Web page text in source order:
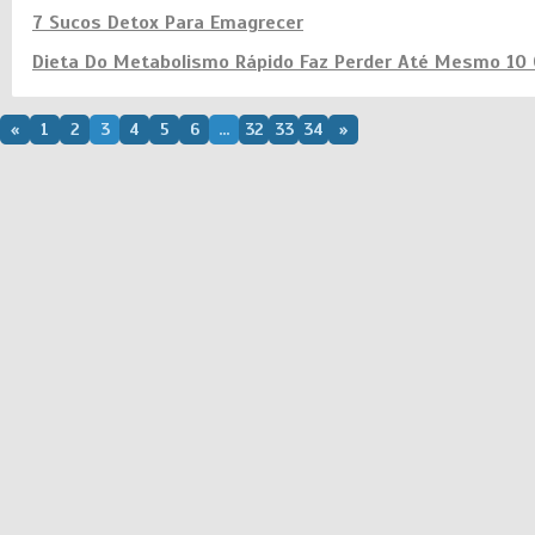
7 Sucos Detox Para Emagrecer
Dieta Do Metabolismo Rápido Faz Perder Até Mesmo 10
« 1 2 3 4 5 6 ... 32 33 34 »